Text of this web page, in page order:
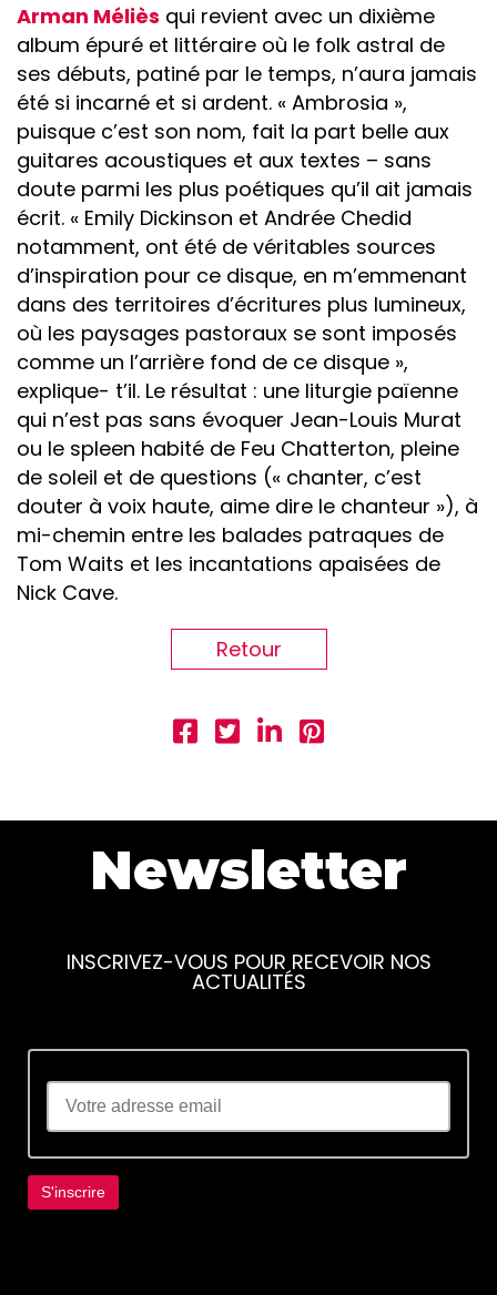
Arman Méliès qui revient avec un dixième
album épuré et littéraire où le folk astral de
ses débuts, patiné par le temps, n’aura jamais
été si incarné et si ardent. « Ambrosia »,
puisque c’est son nom, fait la part belle aux
guitares acoustiques et aux textes – sans
doute parmi les plus poétiques qu’il ait jamais
écrit. « Emily Dickinson et Andrée Chedid
notamment, ont été de véritables sources
d’inspiration pour ce disque, en m’emmenant
dans des territoires d’écritures plus lumineux,
où les paysages pastoraux se sont imposés
comme un l’arrière fond de ce disque »,
explique- t’il. Le résultat : une liturgie païenne
qui n’est pas sans évoquer Jean-Louis Murat
ou le spleen habité de Feu Chatterton, pleine
de soleil et de questions (« chanter, c’est
douter à voix haute, aime dire le chanteur »), à
mi-chemin entre les balades patraques de
Tom Waits et les incantations apaisées de
Nick Cave.
Retour
Newsletter
INSCRIVEZ-VOUS POUR RECEVOIR NOS
ACTUALITÉS